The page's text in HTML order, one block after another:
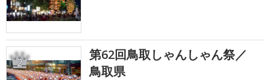
2
第62回鳥取しゃんしゃん祭／
鳥取県